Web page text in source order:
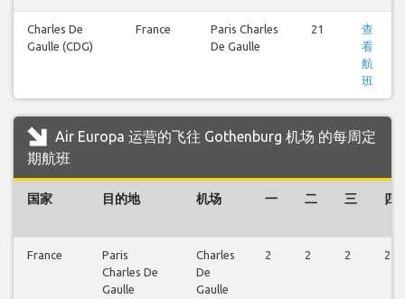
Charles De
Gaulle (CDG)
France
Paris Charles
De Gaulle
21
查
看
航
班
Air Europa 运营的飞往 Gothenburg 机场 的每周定
期航班
国家 目的地 机场 一 二 三 四
France
Paris
Charles De
Gaulle
Charles
De
Gaulle
2 2 2 2